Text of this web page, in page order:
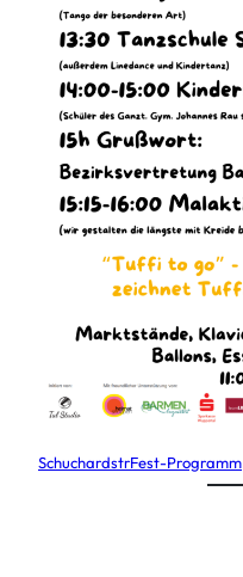
SchuchardstrFest-Programm